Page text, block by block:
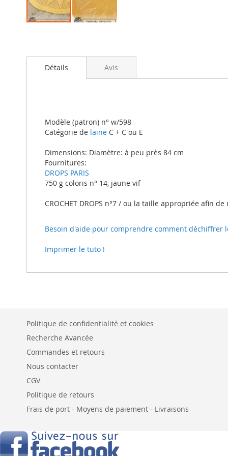
beginning
Détails
Modèle (patron) n° w/598
Catégorie de laine C + C ou E
Dimensions: Diamètre: à peu près 84 cm
Fournitures:
DROPS PARIS
750 g coloris n° 14, jaune vif
CROCHET DROPS n°7 / ou la taille appropriée afin
Besoin d'aide pour comprendre comment déchiffrer
Imprimer le tuto !
Avis
Politique de confidentialité et cookies
Recherche Avancée
Commandes et retours
Nous contacter
CGV
Politique de retours
Frais de port - Moyens de paiement - Livraisons